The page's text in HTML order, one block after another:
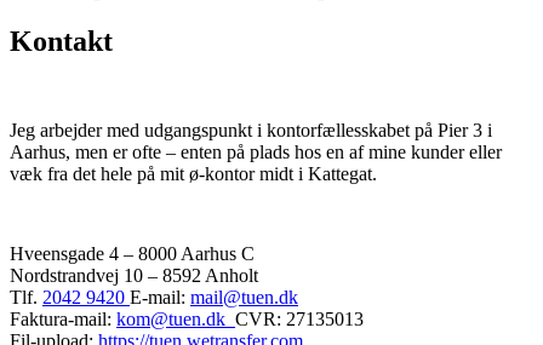
Kontakt
Jeg arbejder med udgangspunkt i kontorfællesskabet på Pier 3 i
Aarhus, men er ofte – enten på plads hos en af mine kunder eller
væk fra det hele på mit ø-kontor midt i Kattegat.
Hveensgade 4 – 8000 Aarhus C
Nordstrandvej 10 – 8592 Anholt
Tlf. 2042 9420 E-mail: mail@tuen.dk
Faktura-mail: kom@tuen.dk CVR: 27135013